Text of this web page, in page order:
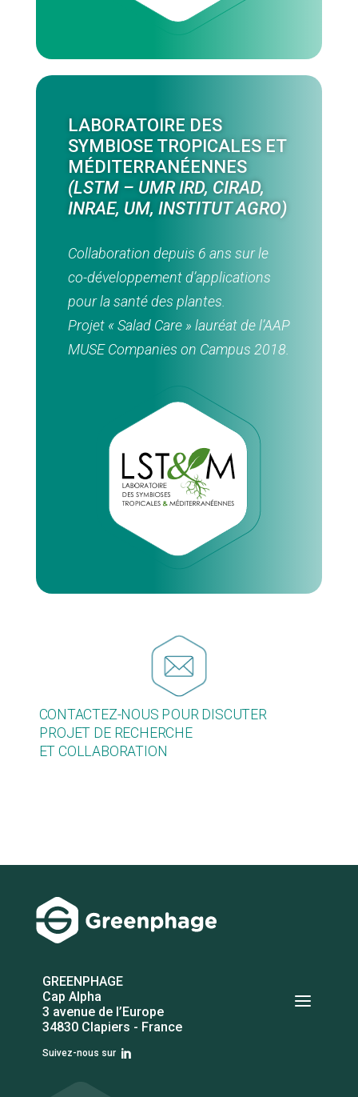
LABORATOIRE DES
SYMBIOSE TROPICALES ET
MÉDITERRANÉENNES
(LSTM – UMR IRD, CIRAD,
INRAE, UM, INSTITUT AGRO)
Collaboration depuis 6 ans sur le
co-développement d’applications
pour la santé des plantes.
Projet « Salad Care » lauréat de l’AAP
MUSE Companies on Campus 2018.
CONTACTEZ-NOUS POUR DISCUTER
PROJET DE RECHERCHE
ET COLLABORATION
GREENPHAGE
Cap Alpha
3 avenue de l’Europe
34830 Clapiers - France
a
